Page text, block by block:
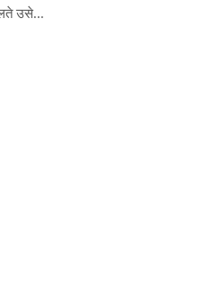
उसे...